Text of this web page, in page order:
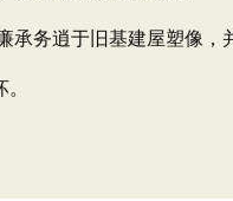
逍于旧基建屋塑像，并